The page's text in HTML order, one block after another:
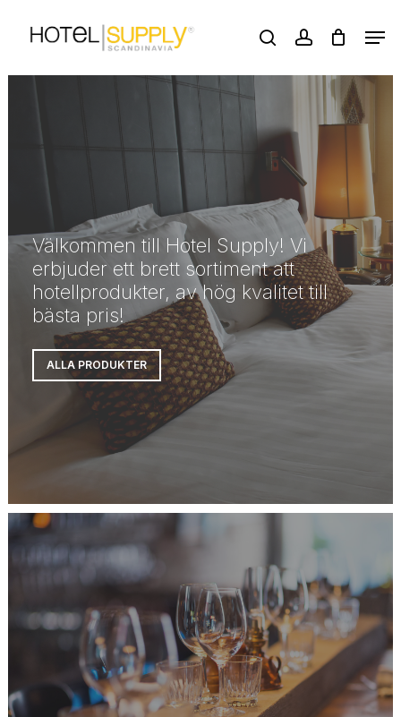
content
searchaccount
Välkommen till Hotel Supply! Vi
erbjuder ett brett sortiment att
hotellprodukter, av hög kvalitet till
bästa pris!
ALLA PRODUKTER
Menu